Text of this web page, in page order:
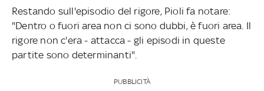
Restando sull'episodio del rigore, Pioli fa notare:
"Dentro o fuori area non ci sono dubbi, è fuori area. Il
rigore non c'era - attacca - gli episodi in queste
partite sono determinanti".
PUBBLICITÀ